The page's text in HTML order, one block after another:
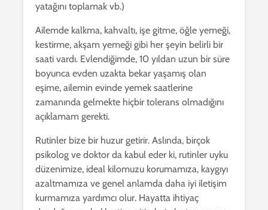
yatağını toplamak vb.)
Ailemde kalkma, kahvaltı, işe gitme, öğle yemeği,
kestirme, akşam yemeği gibi her şeyin belirli bir
saati vardı. Evlendiğimde, 10 yıldan uzun bir süre
boyunca evden uzakta bekar yaşamış olan
eşime, ailemin evinde yemek saatlerine
zamanında gelmekte hiçbir tolerans olmadığını
açıklamam gerekti.
Rutinler bize bir huzur getirir. Aslında, birçok
psikolog ve doktor da kabul eder ki, rutinler uyku
düzenimize, ideal kilomuzu korumamıza, kaygıyı
azaltmamıza ve genel anlamda daha iyi iletişim
kurmamıza yardımcı olur. Hayatta ihtiyaç